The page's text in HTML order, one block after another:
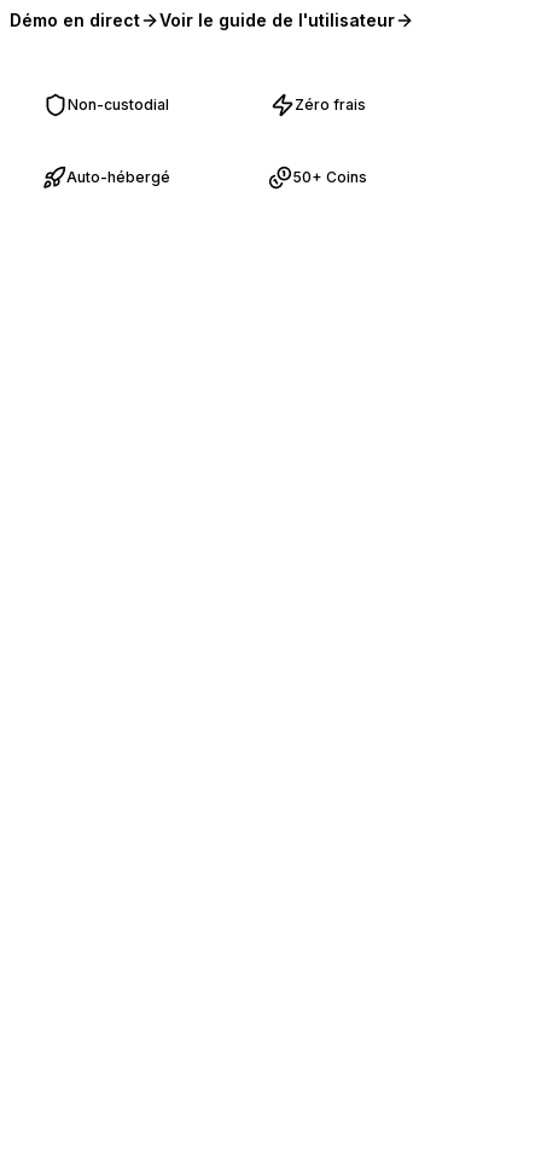
Démo en direct(opens in new tab)
Voir le guide de l'utilisateur
(opens in new tab)
Non-custodial Zéro frais
Auto-hébergé 50+ Coins